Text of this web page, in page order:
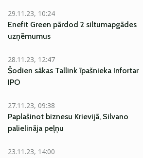
29.11.23, 10:24
Enefit Green pārdod 2 siltumapgādes
uzņēmumus
28.11.23, 12:47
Šodien sākas Tallink īpašnieka Infortar
IPO
27.11.23, 09:38
Paplašinot biznesu Krievijā, Silvano
palielināja peļņu
23.11.23, 14:00